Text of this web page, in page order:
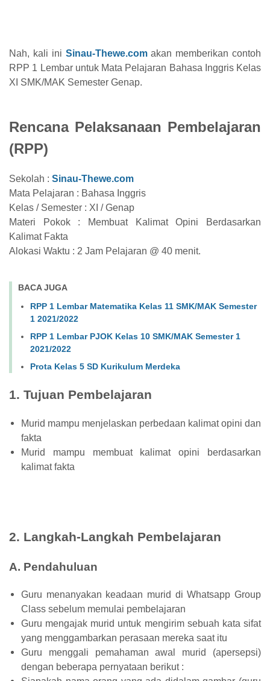
Nah, kali ini Sinau-Thewe.comakan memberikan contoh
RPP 1 Lembar untuk Mata Pelajaran Bahasa Inggris Kelas
XI SMK/MAK Semester Genap.
Rencana Pelaksanaan Pembelajaran
(RPP)
Sekolah : Sinau-Thewe.com
Mata Pelajaran : Bahasa Inggris
Kelas / Semester : XI / Genap
Materi Pokok : Membuat Kalimat Opini Berdasarkan
Kalimat Fakta
Alokasi Waktu : 2 Jam Pelajaran @ 40 menit.
BACA JUGA
RPP 1 Lembar Matematika Kelas 11 SMK/MAK Semester
1 2021/2022
RPP 1 Lembar PJOK Kelas 10 SMK/MAK Semester 1
2021/2022
Prota Kelas 5 SD Kurikulum Merdeka
1. Tujuan Pembelajaran
Murid mampu menjelaskan perbedaan kalimat opini dan
fakta
Murid mampu membuat kalimat opini berdasarkan
kalimat fakta
2. Langkah-Langkah Pembelajaran
A. Pendahuluan
Guru menanyakan keadaan murid di Whatsapp Group
Class sebelum memulai pembelajaran
Guru mengajak murid untuk mengirim sebuah kata sifat
yang menggambarkan perasaan mereka saat itu
Guru menggali pemahaman awal murid (apersepsi)
dengan beberapa pernyataan berikut :